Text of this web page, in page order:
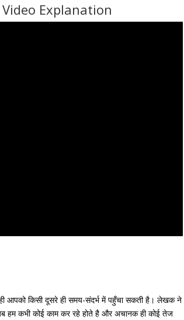
Explanation
आपको किसी दूसरे ही समय-संदर्भ में पहुँचा सकती है। लेखक ने
हम कभी कोई काम कर रहे होते है और अचानक ही कोई तेज